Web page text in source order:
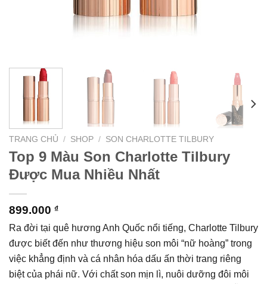
TRANG CHỦ / SHOP / SON CHARLOTTE TILBURY
Top 9 Màu Son Charlotte Tilbury
Được Mua Nhiều Nhất
899.000 ₫
Ra đời tại quê hương Anh Quốc nổi tiếng, Charlotte Tilbury
được biết đến như thương hiệu son môi “nữ hoàng” trong
việc khẳng định và cá nhân hóa dấu ấn thời trang riêng
biệt của phái nữ. Với chất son mịn lì, nuôi dưỡng đôi môi